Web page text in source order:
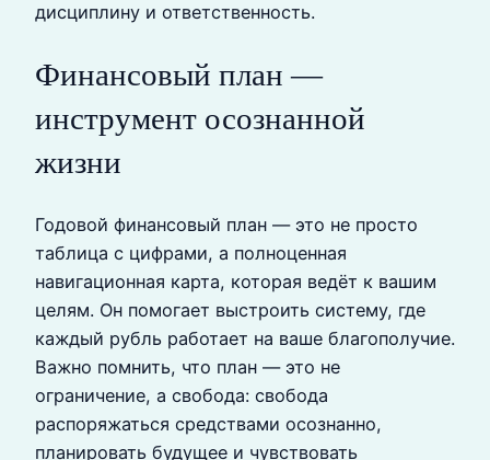
дисциплину и ответственность.
Финансовый план —
инструмент осознанной
жизни
Годовой финансовый план — это не просто
таблица с цифрами, а полноценная
навигационная карта, которая ведёт к вашим
целям. Он помогает выстроить систему, где
каждый рубль работает на ваше благополучие.
Важно помнить, что план — это не
ограничение, а свобода: свобода
распоряжаться средствами осознанно,
планировать будущее и чувствовать